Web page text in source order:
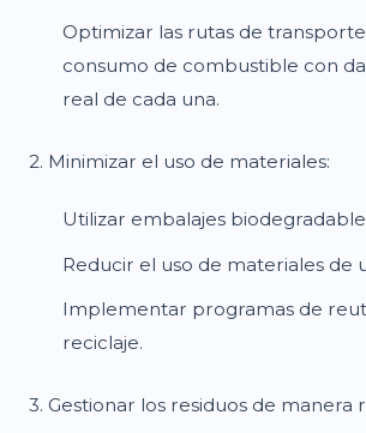
Optimizar las rutas de
consumo de combustible con
real de cada una.
2. Minimizar el uso de materiales:
Utilizar embalajes
Reducir el uso de materiales de
Implementar programas de
reciclaje.
3. Gestionar los residuos de manera